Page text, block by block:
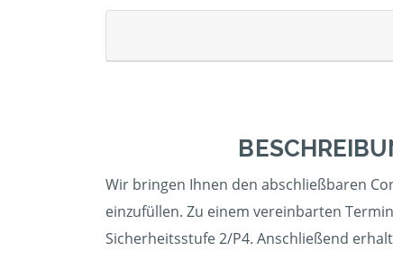
Wir bringen Ihnen den abschließbaren
einzufüllen. Zu einem vereinbarten
Sicherheitsstufe 2/P4. Anschließend